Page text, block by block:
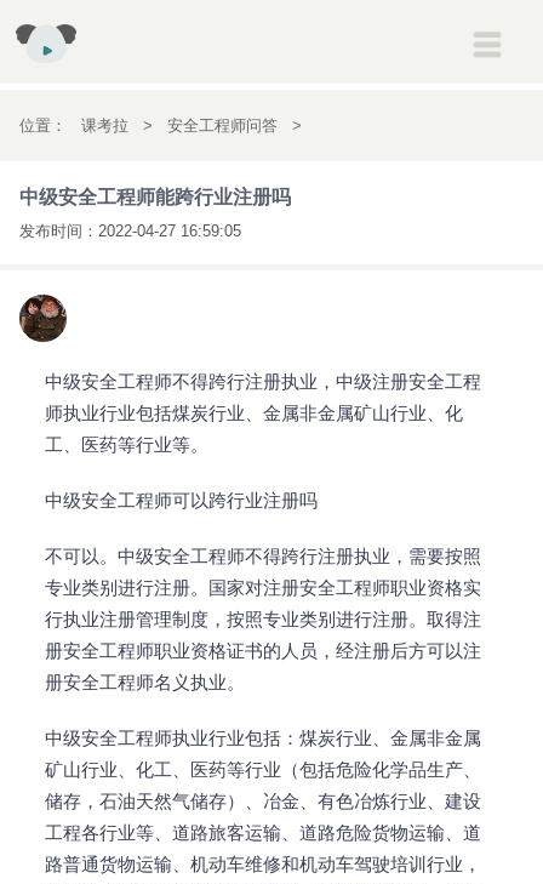
考研 考研
英语
位置： 课考拉 > 安全工程师问答 >
中级安全工程师能跨行业注册吗
发布时间： 2022-04-27 16:59:05
中级安全工程师不得跨行注册执业，中级注册安全工程
师执业行业包括煤炭行业、金属非金属矿山行业、化
工、医药等行业等。
中级安全工程师可以跨行业注册吗
不可以。中级安全工程师不得跨行注册执业，需要按照
专业类别进行注册。国家对注册安全工程师职业资格实
行执业注册管理制度，按照专业类别进行注册。取得注
册安全工程师职业资格证书的人员，经注册后方可以注
册安全工程师名义执业。
中级安全工程师执业行业包括：煤炭行业、金属非金属
矿山行业、化工、医药等行业（包括危险化学品生产、
储存，石油天然气储存）、冶金、有色冶炼行业、建设
工程各行业等、道路旅客运输、道路危险货物运输、道
路普通货物运输、机动车维修和机动车驾驶培训行业，